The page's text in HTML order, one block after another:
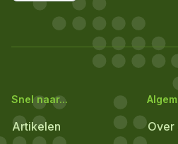
Snel naar...
Artikelen
Over